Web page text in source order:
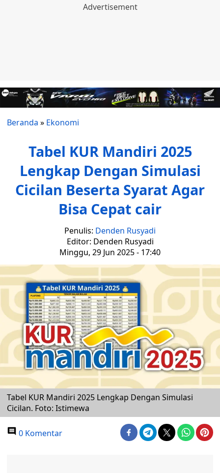
Beranda » Ekonomi
Tabel KUR Mandiri 2025
Lengkap Dengan Simulasi
Cicilan Beserta Syarat Agar
Bisa Cepat cair
Penulis: Denden Rusyadi
Editor: Denden Rusyadi
Minggu, 29 Jun 2025 - 17:40
Tabel KUR Mandiri 2025 Lengkap Dengan Simulasi
Cicilan. Foto: Istimewa
0 Komentar